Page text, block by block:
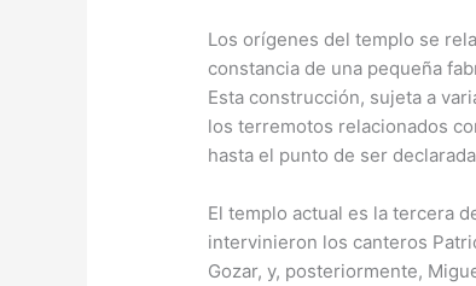
Los orígenes del templo se
constancia de una pequeña
Esta construcción, sujeta a
los terremotos relacionados
hasta el punto de ser
El templo actual es la tercera
intervinieron los canteros
Gozar, y, posteriormente,